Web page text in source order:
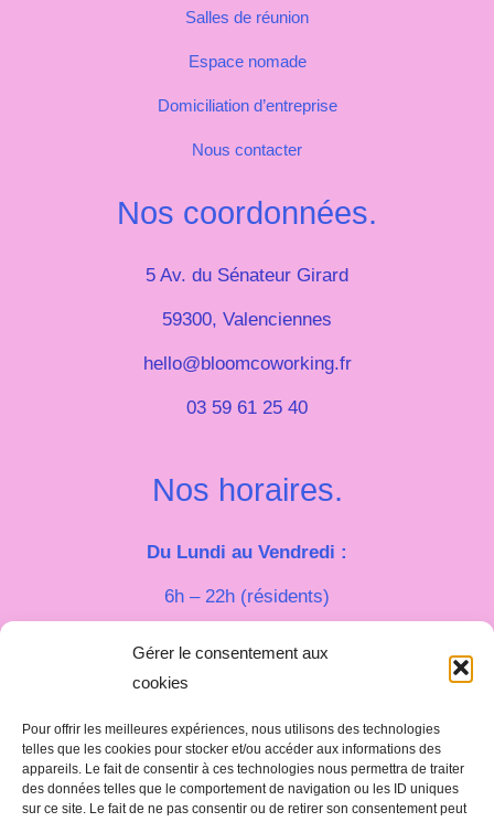
Gérer le consentement aux
cookies
Pour offrir les meilleures expériences, nous utilisons des technologies
telles que les cookies pour stocker et/ou accéder aux informations des
appareils. Le fait de consentir à ces technologies nous permettra de traiter
des données telles que le comportement de navigation ou les ID uniques
sur ce site. Le fait de ne pas consentir ou de retirer son consentement peut
Salles de réunion
Espace nomade
Domiciliation d’entreprise
Nous contacter
Nos coordonnées.
5 Av. du Sénateur Girard
59300, Valenciennes
hello@bloomcoworking.fr
03 59 61 25 40
Nos horaires.
Du Lundi au Vendredi :
6h – 22h (résidents)
8h – 20h (résidents)